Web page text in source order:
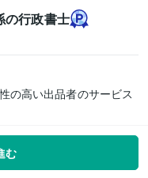
の行政書士
の高い出品者のサービス
む